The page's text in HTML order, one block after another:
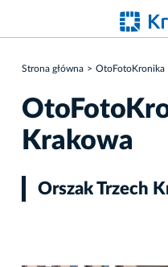
Strona główna OtoFotoKronika
Krakowa
Orszak Trzech